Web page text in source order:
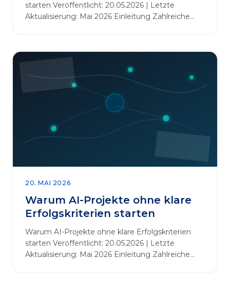
starten Veröffentlicht: 20.05.2026 | Letzte
Aktualisierung: Mai 2026 Einleitung Zahlreiche
automatisieren oder sich Wettbewerbsvorteile zu
verschaffen. Oftmals liegt der Fokus dabei auf
praxisnahem Handeln: Erfahrungen sammeln,
Prototypen entwickeln und interne Skepsis
abbauen. Der zentrale Begriff dieses Beitrags ist
„Erfolgskriterien für AI-Projekte“. In [&hellip;]
20. MAI 2026
Warum AI-Projekte ohne klare
Erfolgskriterien starten
Warum AI-Projekte ohne klare Erfolgskriterien
starten Veröffentlicht: 20.05.2026 | Letzte
Aktualisierung: Mai 2026 Einleitung Zahlreiche